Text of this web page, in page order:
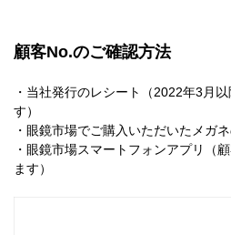
顧客No.のご確認方法
・当社発行のレシート（2022年3月
す）
・眼鏡市場でご購入いただいたメガ
・眼鏡市場スマートフォンアプリ（
ます）